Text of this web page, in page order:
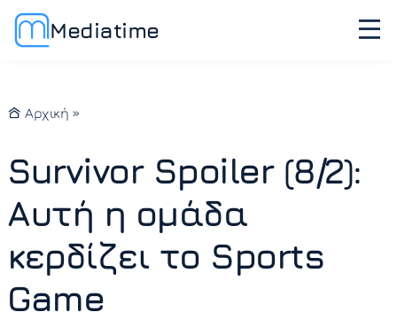
Mediatime
Αρχική »
Survivor Spoiler (8/2):
Αυτή η ομάδα
κερδίζει το Sports
Game